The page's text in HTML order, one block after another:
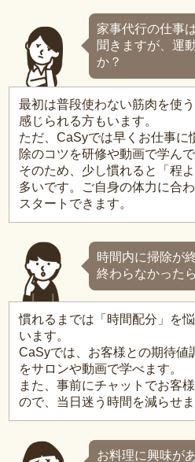
家事代行の仕事
聞きますが、運
か？
最初は普段使わない筋肉を使
感じられる方もいます。
ただ、CaSyでは早くお仕事に
除のコツを研修や動画で学ん
そのため、少し慣れると「程
多いです。ご自身の体力に合
スタートできます。
時間内に掃除が
終わらなかった
慣れるまでは「時間配分」を
います。
CaSyでは、お客様との期待値
をサロンや動画で学べます。
また、事前にチャットでお客
ので、当日迷う時間を減らせま
お料理に興味が